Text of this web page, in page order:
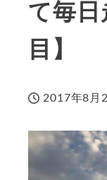
て毎日
目】
投稿日
2017年8月